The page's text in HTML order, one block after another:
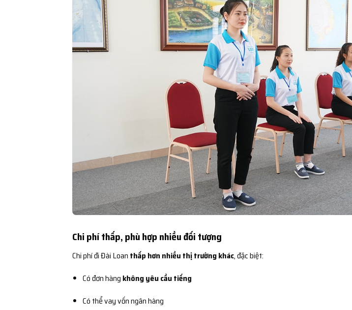
Chi phí thấp, phù hợp nhiều đối tượng
Chi phí đi Đài Loan thấp hơn nhiều thị trường khác, đặc biệt:
Có đơn hàng không yêu cầu tiếng
Có thể vay vốn ngân hàng